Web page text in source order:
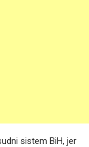
sistem BiH, jer